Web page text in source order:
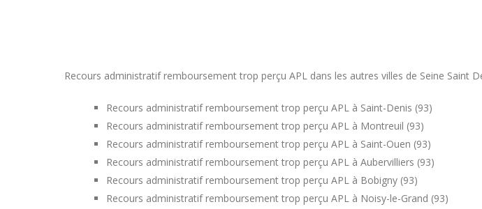
Recours administratif remboursement trop perçu APL dans les autres villes de Seine Saint
Recours administratif remboursement trop perçu APL à Saint-Denis (93)
Recours administratif remboursement trop perçu APL à Montreuil (93)
Recours administratif remboursement trop perçu APL à Saint-Ouen (93)
Recours administratif remboursement trop perçu APL à Aubervilliers (93)
Recours administratif remboursement trop perçu APL à Bobigny (93)
Recours administratif remboursement trop perçu APL à Noisy-le-Grand (93)